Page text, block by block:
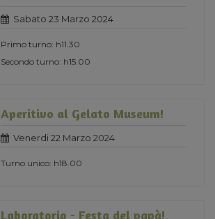
Sabato 23 Marzo 2024
Primo turno: h11.30
Secondo turno: h15.00
Aperitivo al Gelato Museum!
Venerdi 22 Marzo 2024
Turno unico: h18.00
Laboratorio - Festa del papà!